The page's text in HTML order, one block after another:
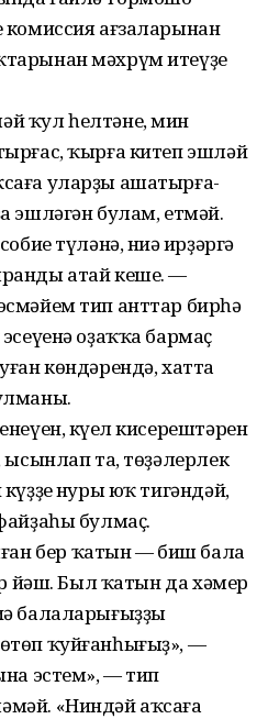
комиссия ағзаларынан
мәхрүм итеүҙе
ҡул һелтәне, мин
ҡырға китеп эшләй
уларҙы ашатырға-
эшләгән булам, етмәй.
түләнә, ниңә ирҙәргә
атай кеше. —
тип анттар бирһә
оҙаҡҡа бармаҫ
көндәрендә, хатта
күңел кисерештәрен
та, төҙәлерлек
нуры юҡ тигәндәй,
булмаҫ.
бер ҡатын — биш бала
йәш. Был ҡатын да хәмер
балаларығыҙҙы
ҡуйғанһығыҙ», —
эстем», — тип
«Ниндәй аҡсаға